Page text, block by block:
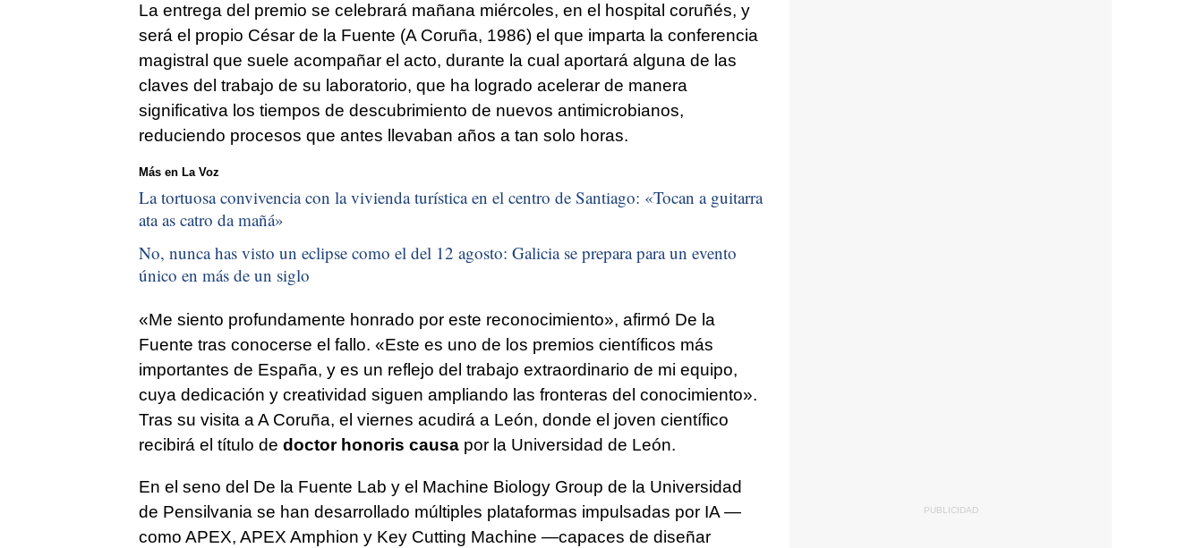
La entrega del premio se celebrará mañana miércoles, en el hospital coruñés, y
será el propio César de la Fuente (A Coruña, 1986) el que imparta la conferencia
magistral que suele acompañar el acto, durante la cual aportará alguna de las
claves del trabajo de su laboratorio, que ha logrado acelerar de manera
significativa los tiempos de descubrimiento de nuevos antimicrobianos,
reduciendo procesos que antes llevaban años a tan solo horas.
Más en La Voz
La tortuosa convivencia con la vivienda turística en el centro de Santiago: «Tocan a guitarra
ata as catro da mañá»
No, nunca has visto un eclipse como el del 12 agosto: Galicia se prepara para un evento
único en más de un siglo
«Me siento profundamente honrado por este reconocimiento», afirmó De la
Fuente tras conocerse el fallo. «Este es uno de los premios científicos más
importantes de España, y es un reflejo del trabajo extraordinario de mi equipo,
cuya dedicación y creatividad siguen ampliando las fronteras del conocimiento».
Tras su visita a A Coruña, el viernes acudirá a León, donde el joven científico
recibirá el título de doctor honoris causapor la Universidad de León.
En el seno del De la Fuente Lab y el Machine Biology Group de la Universidad
de Pensilvania se han desarrollado múltiples plataformas impulsadas por IA —
como APEX, APEX Amphion y Key Cutting Machine —capaces de diseñar